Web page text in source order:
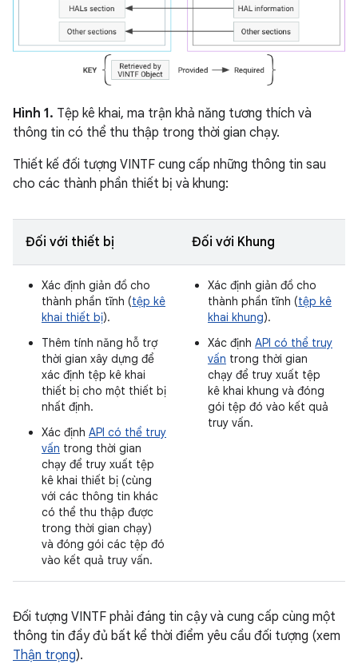
Hình 1. Tệp kê khai, ma trận khả năng tương thích và
thông tin có thể thu thập trong thời gian chạy.
Thiết kế đối tượng VINTF cung cấp những thông tin sau
cho các thành phần thiết bị và khung:
Đối với thiết bị Đối với Khung
Xác định giản đồ cho
thành phần tĩnh (tệp kê
khai thiết bị).
Thêm tính năng hỗ trợ
thời gian xây dựng để
xác định tệp kê khai
thiết bị cho một thiết bị
nhất định.
Xác định API có thể truy
vấn trong thời gian
chạy để truy xuất tệp
kê khai thiết bị (cùng
với các thông tin khác
có thể thu thập được
trong thời gian chạy)
và đóng gói các tệp đó
vào kết quả truy vấn.
Xác định giản đồ cho
thành phần tĩnh (tệp kê
khai khung).
Xác định API có thể truy
vấn trong thời gian
chạy để truy xuất tệp
kê khai khung và đóng
gói tệp đó vào kết quả
truy vấn.
Đối tượng VINTF phải đáng tin cậy và cung cấp cùng một
thông tin đầy đủ bất kể thời điểm yêu cầu đối tượng (xem
Thận trọng).